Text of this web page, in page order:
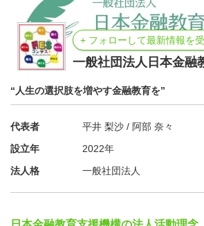
+ フォローして最新情報を
一般社団法人日本金融
“人生の選択肢を増やす金融教育を”
代表者
平井 梨沙 / 阿部 奈々
設立年
2022年
法人格
一般社団法人